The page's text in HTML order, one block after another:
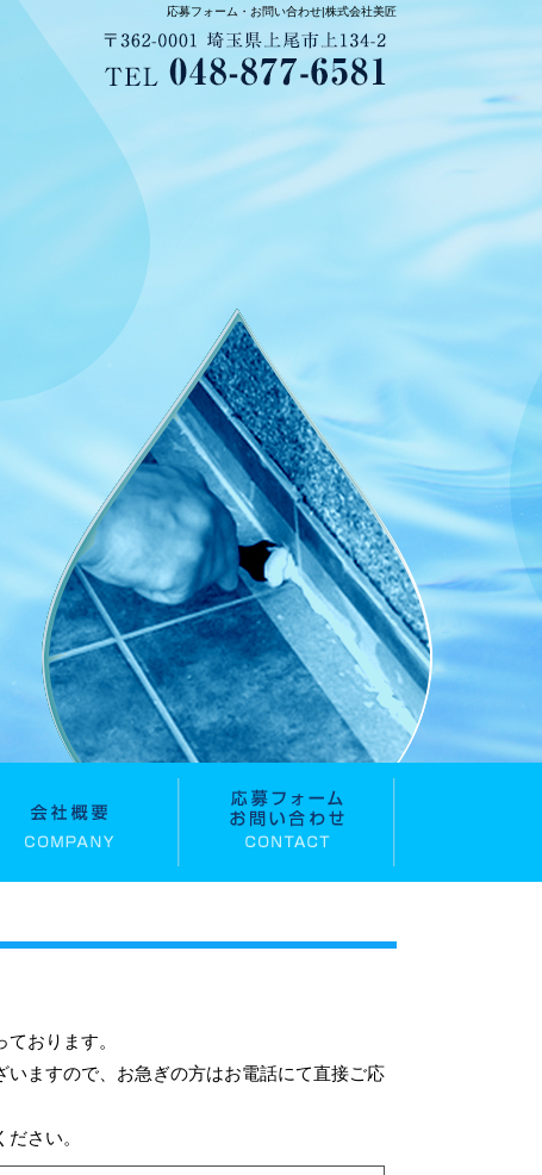
応募フォーム・お問い合わせ|株式会社美匠
おります。
ますので、お急ぎの方はお電話にて直接ご応
さい。